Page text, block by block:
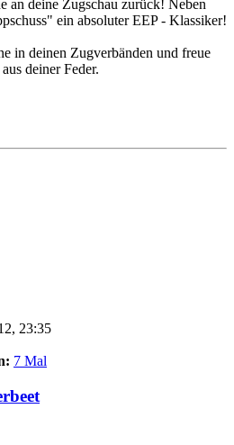
an deine Zugschau zurück! Neben
ein absoluter EEP - Klassiker!
in deinen Zugverbänden und freue
deiner Feder.
23:35
7 Mal